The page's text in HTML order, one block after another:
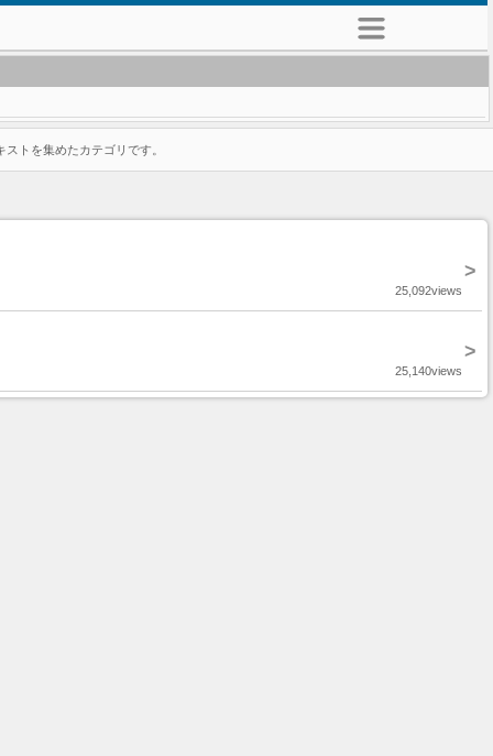
トを集めたカテゴリです。
>
25,092views
>
25,140views